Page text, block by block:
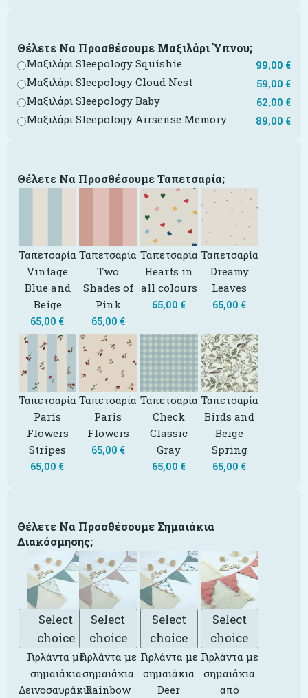
Θέλετε Να Προσθέσουμε Μαξιλάρι Ύπνου;
Μαξιλάρι Sleepology Squishie 99,00 €
Μαξιλάρι Sleepology Cloud Nest 59,00 €
Μαξιλάρι Sleepology Baby 62,00 €
Μαξιλάρι Sleepology Airsense Memory 89,00 €
Θέλετε Να Προσθέσουμε Ταπετσαρία;
Ταπετσαρία
Vintage
Blue and
Beige
65,00 €
Ταπετσαρία
Two
Shades of
Pink
65,00 €
Ταπετσαρία
Hearts in
all colours
65,00 €
Ταπετσαρία
Dreamy
Leaves
65,00 €
Ταπετσαρία
Paris
Flowers
Stripes
65,00 €
Ταπετσαρία
Paris
Flowers
65,00 €
Ταπετσαρία
Check
Classic
Gray
65,00 €
Ταπετσαρία
Birds and
Beige
Spring
65,00 €
Θέλετε Να Προσθέσουμε Σημαιάκια
Διακόσμησης;
Select
choice
Γιρλάντα με
σημαιάκια
Δεινοσαυράκια
Select
choice
Γιρλάντα με
σημαιάκια
Rainbow
Select
choice
Γιρλάντα με
σημαιάκια
Deer
Select
choice
Γιρλάντα με
σημαιάκια
από